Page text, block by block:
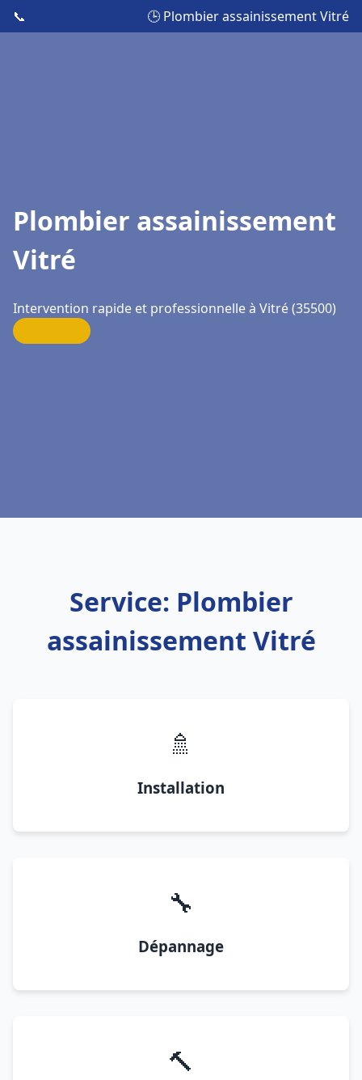
📞 🕒 Plombier assainissement Vitré
Plombier assainissement
Vitré
Intervention rapide et professionnelle à Vitré (35500)
Service: Plombier
assainissement Vitré
🚿
Installation
🔧
Dépannage
🔨